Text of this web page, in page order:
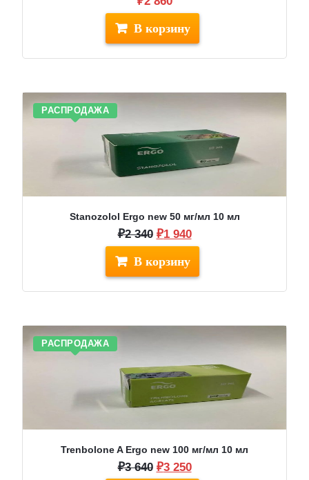
РАСПРОДАЖА
Stanozolol Ergo new 50 мг/мл 10 мл
₽2 340 Первоначальная
цена
составляла
₽2
340.
₽1 940Текущая
цена:
940.
РАСПРОДАЖА
Trenbolone A Ergo new 100 мг/мл 10 мл
₽3 640 Первоначальная
₽3 250Текущая